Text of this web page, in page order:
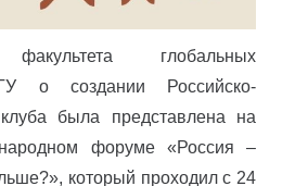
глобальных
о создании Российско-
была представлена на
форуме «Россия –
который проходил с 24